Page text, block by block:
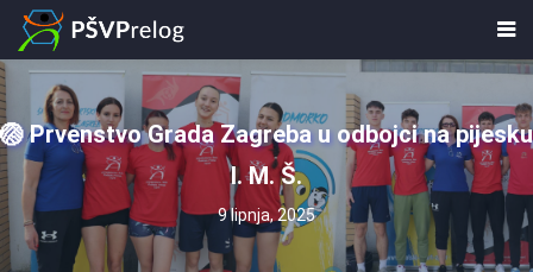
🏐 Prvenstvo Grada Zagreba u odbojci na pijesku
I. M. Š.
9 lipnja, 2025